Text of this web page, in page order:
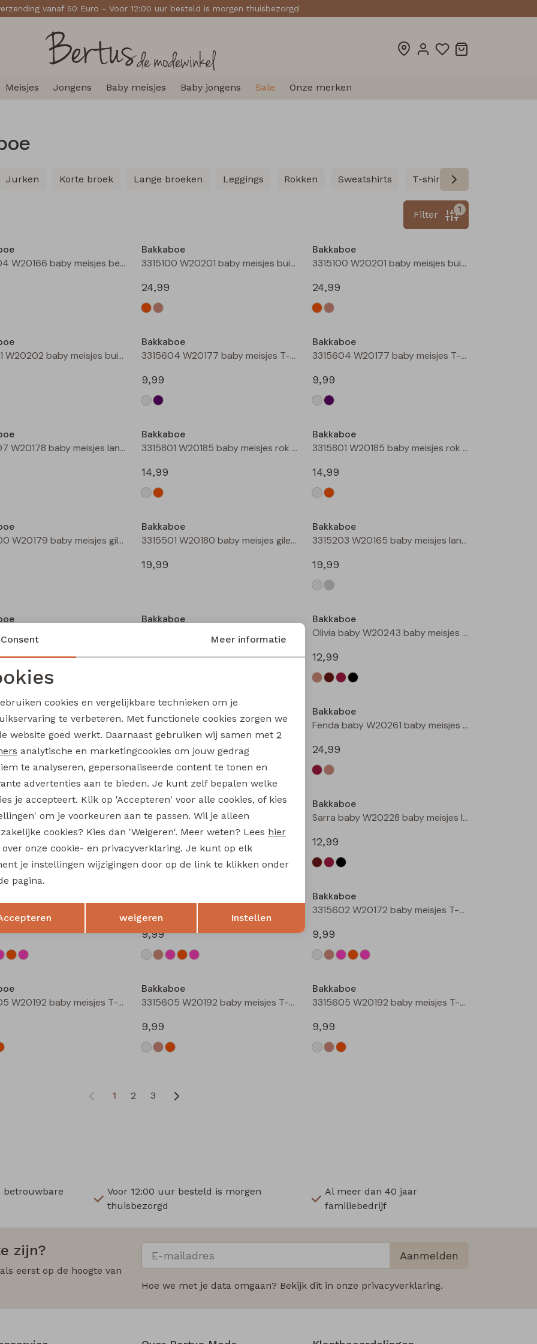
vanaf 50 Euro - Voor 12:00 uur besteld is morgen thuisbezorgd
Meisjes Jongens Baby meisjes Baby jongens Sale Onze merken
Jurken Korte broek Lange broeken Leggings Rokken Sweatshirts T-shirts lange mouw
1
Filter
3315204 W20166 baby meisjes bermuda Grijs midden
Bakkaboe
3315100 W20201 baby meisjes buiten jack Perzik
24,99
Bakkaboe
3315100 W20201 baby meisjes buiten jack Zand
24,99
3315101 W20202 baby meisjes buiten jack Champagne
Bakkaboe
3315604 W20177 baby meisjes T-shirt lm Cream
9,99
Bakkaboe
3315604 W20177 baby meisjes T-shirt lm Lila
9,99
3315207 W20178 baby meisjes lange broek Wijnrood
Bakkaboe
3315801 W20185 baby meisjes rok kort Champagne
14,99
Bakkaboe
3315801 W20185 baby meisjes rok kort Perzik
14,99
3315500 W20179 baby meisjes gilet/hesje Cream
Bakkaboe
3315501 W20180 baby meisjes gilet/hesje Taupe
19,99
Bakkaboe
3315203 W20165 baby meisjes lange broek Cream
19,99
Bakkaboe
14,99
Bakkaboe
Olivia baby W20243 baby meisjes T-shirt lm Kit
12,99
Olivia baby W20243 baby meisjes T-shirt lm Wijnrood
12,99
Bakkaboe
Fenda baby W20261 baby meisjes denim jack Wijnrood
24,99
Sarra baby W20228 baby meisjes lange broek Bruin donker
Bakkaboe
Bakkaboe
Sarra baby W20228 baby meisjes lange broek Zwart
12,99
9,99
Bakkaboe
3315602 W20172 baby meisjes T-shirt lm Perzik
9,99
3315605 W20192 baby meisjes T-shirt lm Cream
Bakkaboe
3315605 W20192 baby meisjes T-shirt lm Taupe
9,99
Bakkaboe
3315605 W20192 baby meisjes T-shirt lm Perzik
9,99
1 2 3
betrouwbare
Voor 12:00 uur besteld is morgen
thuisbezorgd
Al meer dan 40 jaar
familiebedrijf
zijn?
eerst op de hoogte van
Aanmelden
Hoe we met je data omgaan? Bekijk dit in onze privacyverklaring.
cookies
cookies Marketing cookies
Terug Opslaan
Consent Meer informatie
cookies en vergelijkbare technieken om je
te verbeteren. Met functionele cookies zorgen we
website goed werkt. Daarnaast gebruiken wij samen met 2
analytische en marketingcookies om jouw gedrag
te analyseren, gepersonaliseerde content te tonen en
advertenties aan te bieden. Je kunt zelf bepalen welke
je accepteert. Klik op 'Accepteren' voor alle cookies, of kies
om je voorkeuren aan te passen. Wil je alleen
cookies? Kies dan 'Weigeren'. Meer weten? Lees hier
over onze cookie- en privacyverklaring. Je kunt op elk
je instellingen wijzigingen door op de link te klikken onder
pagina.
weigeren Instellen